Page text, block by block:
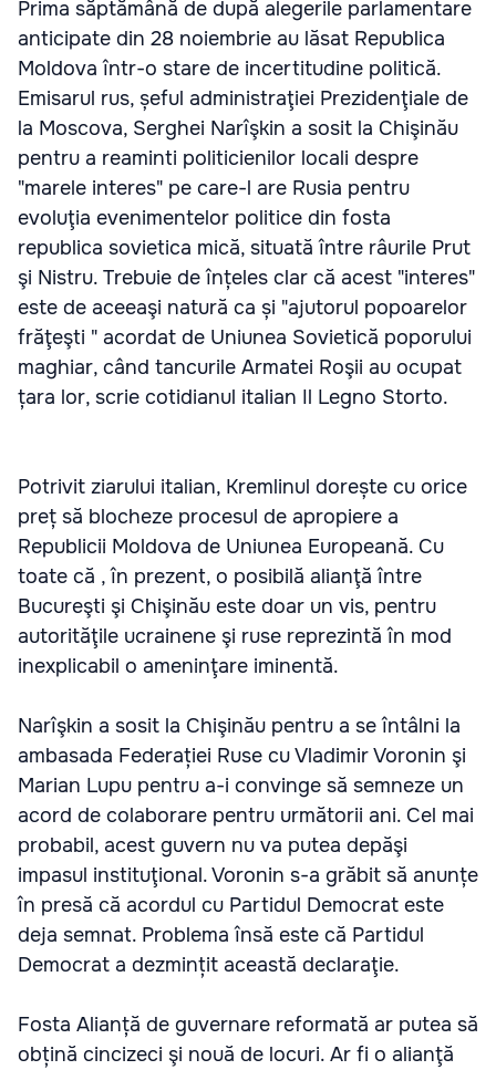
Prima săptămână de după alegerile parlamentare
anticipate din 28 noiembrie au lăsat Republica
Moldova într-o stare de incertitudine politică.
Emisarul rus, șeful administraţiei Prezidenţiale de
la Moscova, Serghei Narîşkin a sosit la Chişinău
pentru a reaminti politicienilor locali despre
"marele interes" pe care-l are Rusia pentru
evoluţia evenimentelor politice din fosta
republica sovietica mică, situată între râurile Prut
şi Nistru. Trebuie de înțeles clar că acest "interes"
este de aceeaşi natură ca și "ajutorul popoarelor
frăţeşti " acordat de Uniunea Sovietică poporului
maghiar, când tancurile Armatei Roşii au ocupat
țara lor, scrie cotidianul italian Il Legno Storto.
Potrivit ziarului italian, Kremlinul dorește cu orice
preț să blocheze procesul de apropiere a
Republicii Moldova de Uniunea Europeană. Cu
toate că , în prezent, o posibilă alianţă între
Bucureşti şi Chişinău este doar un vis, pentru
autorităţile ucrainene şi ruse reprezintă în mod
inexplicabil o ameninţare iminentă.
Narîşkin a sosit la Chişinău pentru a se întâlni la
ambasada Federației Ruse cu Vladimir Voronin şi
Marian Lupu pentru a-i convinge să semneze un
acord de colaborare pentru următorii ani. Cel mai
probabil, acest guvern nu va putea depăşi
impasul instituţional. Voronin s-a grăbit să anunțe
în presă că acordul cu Partidul Democrat este
deja semnat. Problema însă este că Partidul
Democrat a dezmințit această declaraţie.
Fosta Alianță de guvernare reformată ar putea să
obțină cincizeci şi nouă de locuri. Ar fi o alianţă